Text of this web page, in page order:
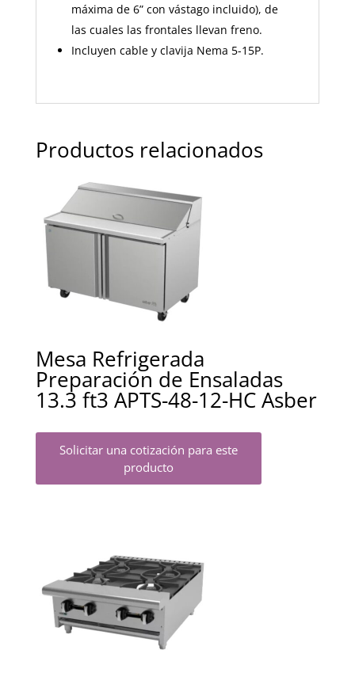
máxima de 6” con vástago incluido), de
las cuales las frontales llevan freno.
Incluyen cable y clavija Nema 5-15P.
Productos relacionados
Mesa Refrigerada
Preparación de Ensaladas
13.3 ft3 APTS-48-12-HC Asber
Solicitar una cotización para este
producto